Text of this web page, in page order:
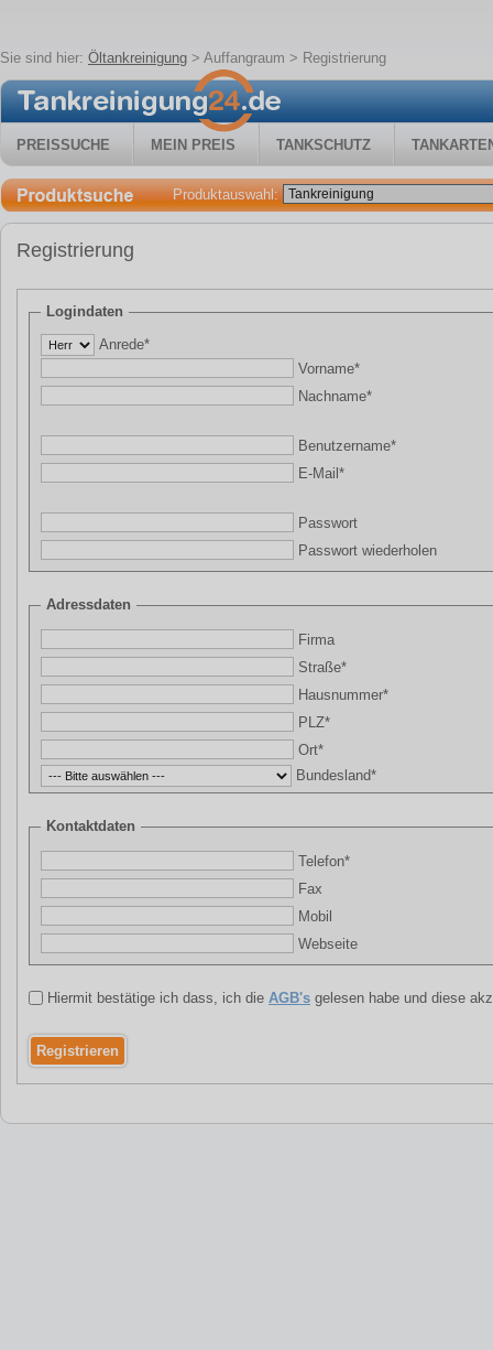
Sie sind hier: Öltankreinigung > Auffangraum > Registrierung
PREISSUCHE MEIN PREIS TANKSCHUTZ
Produktauswahl:
Registrierung
Logindaten
Anrede*
Vorname*
Nachname*
Benutzername*
E-Mail*
Passwort
Passwort wiederholen
Adressdaten
Firma
Straße*
Hausnummer*
PLZ*
Ort*
Bundesland*
Kontaktdaten
Telefon*
Fax
Mobil
Webseite
Hiermit bestätige ich dass, ich die AGB's gelesen habe und diese